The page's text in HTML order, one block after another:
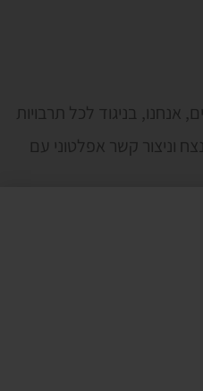
אנחנו, בניגוד לכל תרבויות
וניצור קשר אפלטוני עם